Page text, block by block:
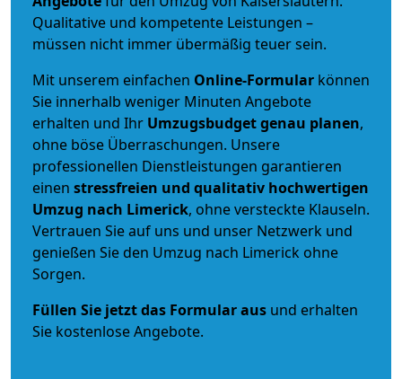
Qualitative und kompetente Leistungen –
müssen nicht immer übermäßig teuer sein.
Mit unserem einfachen Online-Formular können
Sie innerhalb weniger Minuten Angebote
erhalten und Ihr Umzugsbudgetgenau planen,
ohne böse Überraschungen. Unsere
professionellen Dienstleistungen garantieren
einen stressfreien und qualitativ hochwertigen
Umzug nach Limerick, ohne versteckte Klauseln.
Vertrauen Sie auf uns und unser Netzwerk und
genießen Sie den Umzug nach Limerick ohne
Sorgen.
Füllen Sie jetzt das Formular aus und erhalten
Sie kostenlose Angebote.